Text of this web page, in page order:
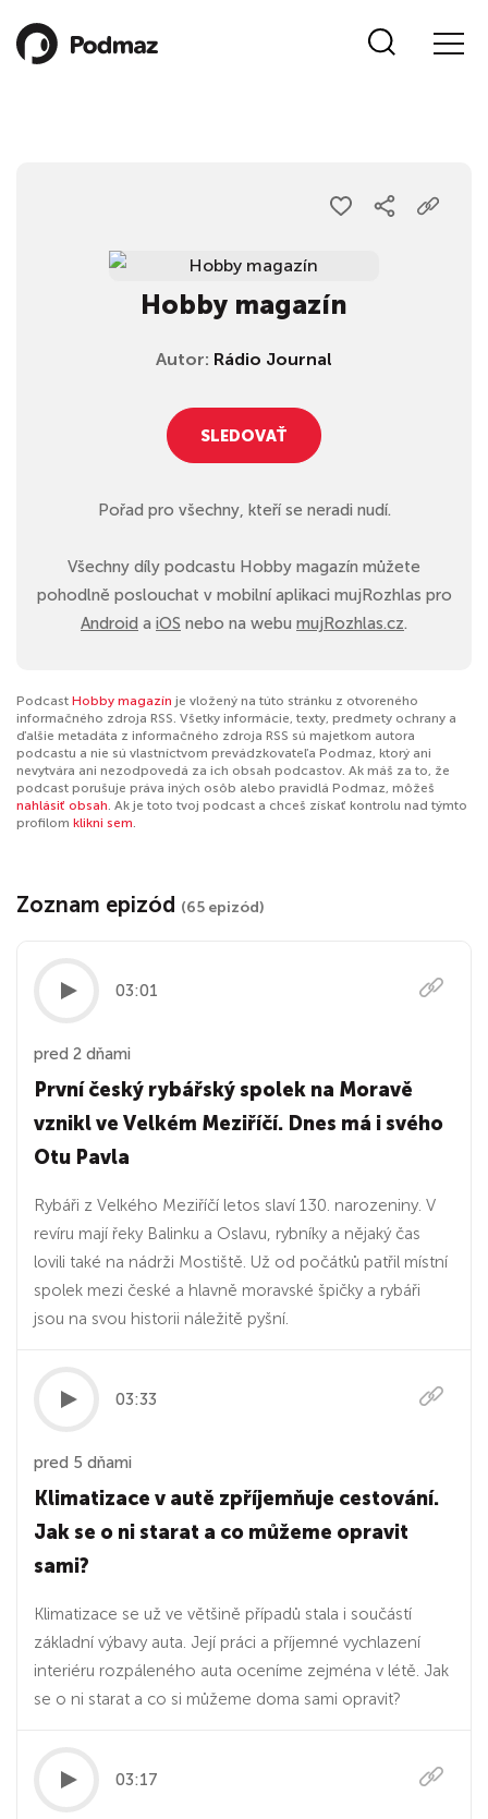
Hobby magazín
Autor: Rádio Journal
SLEDOVAŤ
Pořad pro všechny, kteří se neradi nudí.
Všechny díly podcastu Hobby magazín můžete
pohodlně poslouchat v mobilní aplikaci mujRozhlas pro
Android a iOS nebo na webu mujRozhlas.cz.
Podcast Hobby magazín je vložený na túto stránku z otvoreného
informačného zdroja RSS. Všetky informácie, texty, predmety ochrany a
ďalšie metadáta z informačného zdroja RSS sú majetkom autora
podcastu a nie sú vlastníctvom prevádzkovateľa Podmaz, ktorý ani
nevytvára ani nezodpovedá za ich obsah podcastov. Ak máš za to, že
podcast porušuje práva iných osôb alebo pravidlá Podmaz, môžeš
nahlásiť obsah. Ak je toto tvoj podcast a chceš získať kontrolu nad týmto
profilom klikni sem.
Zoznam epizód (65 epizód)
03:01
pred 2 dňami
První český rybářský spolek na Moravě
vznikl ve Velkém Meziříčí. Dnes má i svého
Otu Pavla
Rybáři z Velkého Meziříčí letos slaví 130. narozeniny. V
revíru mají řeky Balinku a Oslavu, rybníky a nějaký čas
lovili také na nádrži Mostiště. Už od počátků patřil místní
spolek mezi české a hlavně moravské špičky a rybáři
jsou na svou historii náležitě pyšní.
03:33
pred 5 dňami
Klimatizace v autě zpříjemňuje cestování.
Jak se o ni starat a co můžeme opravit
sami?
Klimatizace se už ve většině případů stala i součástí
základní výbavy auta. Její práci a příjemné vychlazení
interiéru rozpáleného auta oceníme zejména v létě. Jak
se o ni starat a co si můžeme doma sami opravit?
03:17